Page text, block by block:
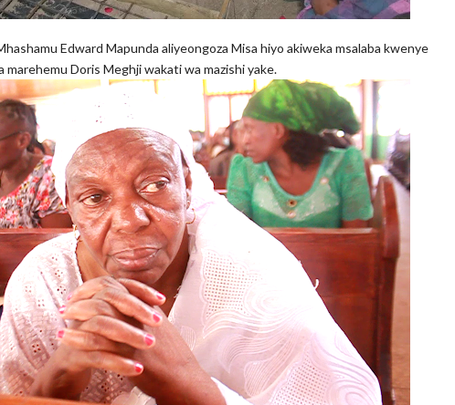
Edward Mapunda aliyeongoza Misa hiyo akiweka msalaba kwenye
marehemu Doris Meghji wakati wa mazishi yake.